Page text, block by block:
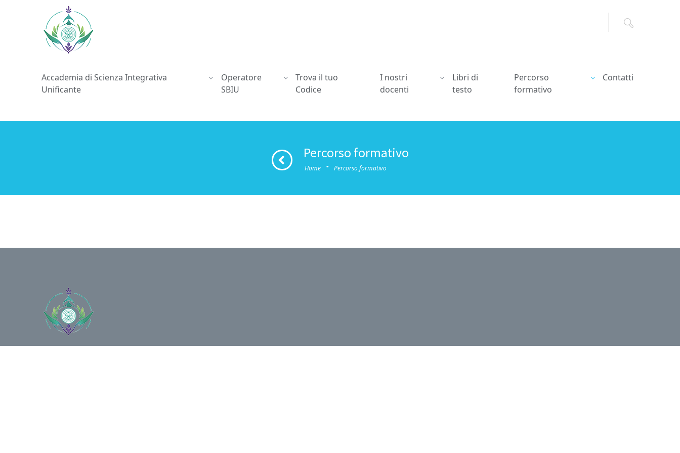
Accademia di Scienza Integrativa
Unificante
Operatore
SBIU
Trova il tuo
Codice
I nostri
docenti
Libri di
testo
Percorso
formativo
Contatti
Percorso formativo
Home · Percorso formativo